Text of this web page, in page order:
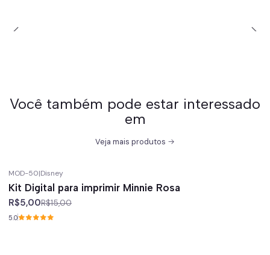
Você também pode estar interessado
em
Veja mais produtos
MOD-50|Disney
Kit Digital para imprimir Minnie Rosa
R$5,00R$15,00
5.0